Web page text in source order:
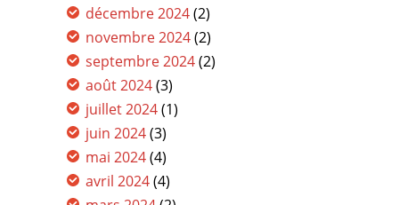
décembre 2024(2)
novembre 2024(2)
septembre 2024(2)
août 2024(3)
juillet 2024(1)
juin 2024(3)
mai 2024(4)
avril 2024(4)